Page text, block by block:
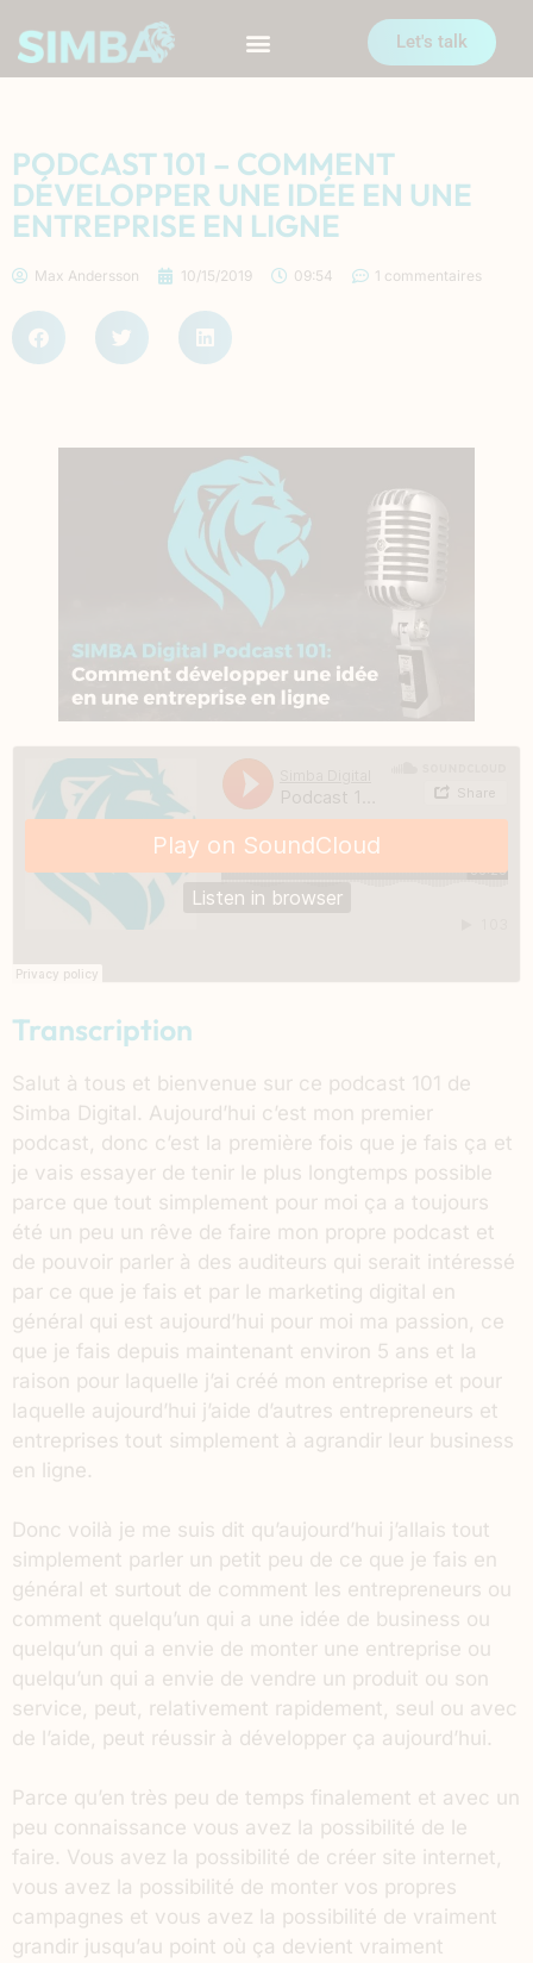
Let's talk
PODCAST 101 – COMMENT
DÉVELOPPER UNE IDÉE EN UNE
ENTREPRISE EN LIGNE
Max Andersson 10/15/2019 09:54 1 commentaires
Transcription
Salut à tous et bienvenue sur ce podcast 101 de
Simba Digital. Aujourd’hui c’est mon premier
podcast, donc c’est la première fois que je fais ça et
je vais essayer de tenir le plus longtemps possible
parce que tout simplement pour moi ça a toujours
été un peu un rêve de faire mon propre podcast et
de pouvoir parler à des auditeurs qui serait intéressé
par ce que je fais et par le marketing digital en
général qui est aujourd’hui pour moi ma passion, ce
que je fais depuis maintenant environ 5 ans et la
raison pour laquelle j’ai créé mon entreprise et pour
laquelle aujourd’hui j’aide d’autres entrepreneurs et
entreprises tout simplement à agrandir leur business
en ligne.
Donc voilà je me suis dit qu’aujourd’hui j’allais tout
simplement parler un petit peu de ce que je fais en
général et surtout de comment les entrepreneurs ou
comment quelqu’un qui a une idée de business ou
quelqu’un qui a envie de monter une entreprise ou
quelqu’un qui a envie de vendre un produit ou son
service, peut, relativement rapidement, seul ou avec
de l’aide, peut réussir à développer ça aujourd’hui.
Parce qu’en très peu de temps finalement et avec un
peu connaissance vous avez la possibilité de le
faire. Vous avez la possibilité de créer site internet,
vous avez la possibilité de monter vos propres
campagnes et vous avez la possibilité de vraiment
grandir jusqu’au point où ça devient vraiment